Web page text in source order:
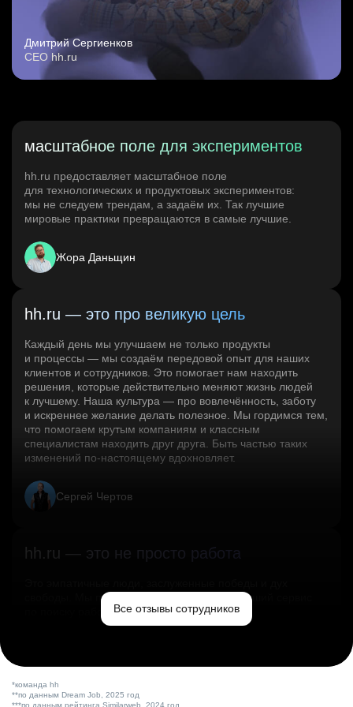
Дмитрий Сергиенков
CEO hh.ru
масштабное поле для экспериментов
hh.ru предоставляет масштабное поле
для технологических и продуктовых экспериментов:
мы не следуем трендам, а задаём их. Так лучшие
мировые практики превращаются в самые лучшие.
Жора Даньщин
hh.ru — это про великую цель
Каждый день мы улучшаем не только продукты
и процессы — мы создаём передовой опыт для наших
клиентов и сотрудников. Это помогает нам находить
решения, которые действительно меняют жизнь людей
к лучшему. Наша культура — про вовлечённость, заботу
и искреннее желание делать полезное. Мы гордимся тем,
что помогаем крутым компаниям и классным
специалистам находить друг друга. Быть частью таких
изменений по‑настоящему вдохновляет.
Сергей Чертов
hh.ru — это не просто работа
свободы. Мы помогаем миру и создаём лучший сервис
по поиску работы в стране.Все отзывы сотрудников
*команда hh
**по данным Dream Job, 2025 год
***по данным рейтинга Similarweb, 2024 год